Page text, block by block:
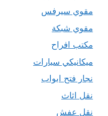
مقوي سيرفس
مقوي شبكة
مكتب افراح
ميكانيكي سيارات
نجار فتح ابواب
نقل اثاث
نقل عفش